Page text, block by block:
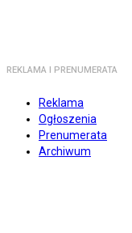
REKLAMA I PRENUMERATA
Reklama
Ogłoszenia
Prenumerata
Archiwum